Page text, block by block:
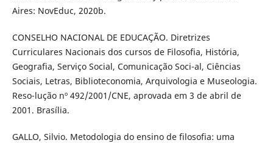
Aires: NovEduc, 2020b.
CONSELHO NACIONAL DE EDUCAÇÃO. Diretrizes
Curriculares Nacionais dos cursos de Filosofia, História,
Geografia, Serviço Social, Comunicação Soci-al, Ciências
Sociais, Letras, Biblioteconomia, Arquivologia e Museologia.
Reso-lução nº 492/2001/CNE, aprovada em 3 de abril de
2001. Brasília.
GALLO, Silvio. Metodologia do ensino de filosofia: uma